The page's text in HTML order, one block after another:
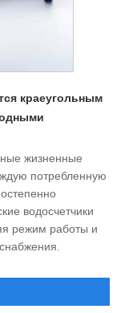
краеугольным
жизненные
потребленную
водосчетчики
режим работы и